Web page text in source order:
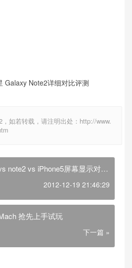
Galaxy Note2详细对比评测
如若转载，请注明出处：http://www.
note2 vs iPhone5屏幕显示对比
2012-12-19 21:46:29
抢先上手试玩
下一篇 »